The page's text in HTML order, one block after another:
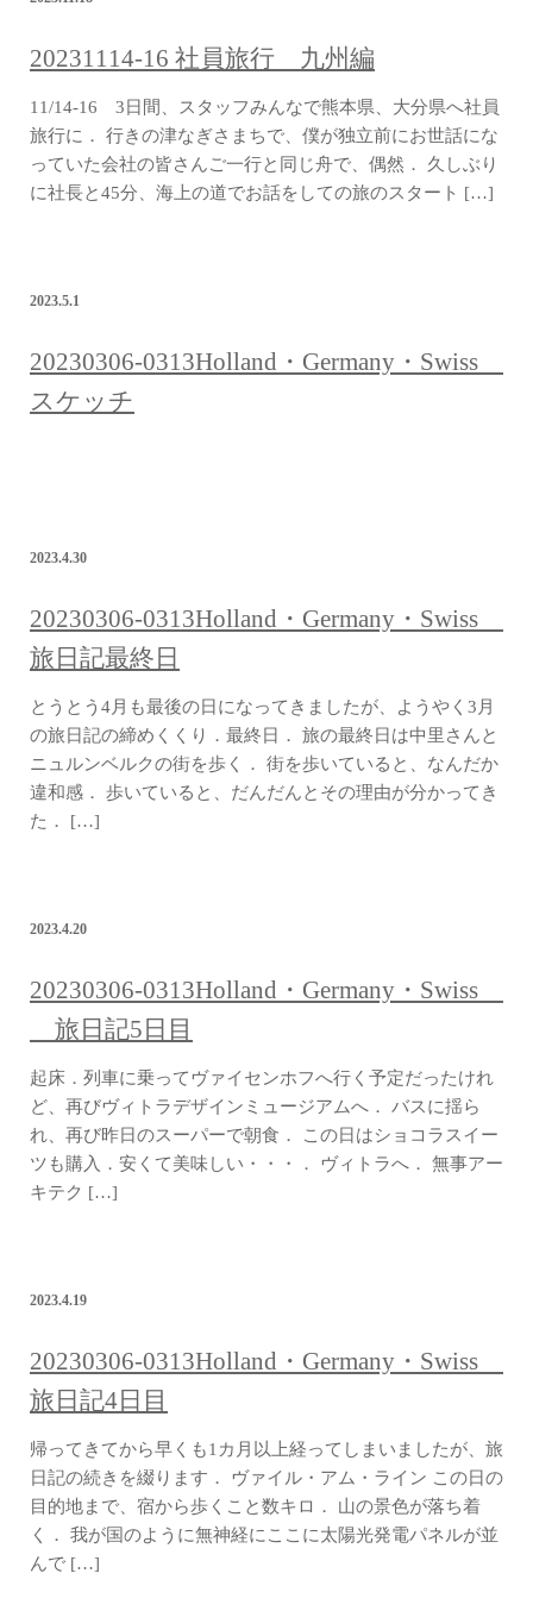
20231114-16 社員旅行 九州編
11/14-16 3日間、スタッフみんなで熊本県、大分県へ社員
旅行に． 行きの津なぎさまちで、僕が独立前にお世話にな
っていた会社の皆さんご一行と同じ舟で、偶然． 久しぶり
に社長と45分、海上の道でお話をしての旅のスタート […]
2023.5.1
20230306-0313Holland・Germany・Swiss
スケッチ
2023.4.30
20230306-0313Holland・Germany・Swiss
旅日記最終日
とうとう4月も最後の日になってきましたが、ようやく3月
の旅日記の締めくくり．最終日． 旅の最終日は中里さんと
ニュルンベルクの街を歩く． 街を歩いていると、なんだか
違和感． 歩いていると、だんだんとその理由が分かってき
た． […]
2023.4.20
20230306-0313Holland・Germany・Swiss
旅日記5日目
起床．列車に乗ってヴァイセンホフへ行く予定だったけれ
ど、再びヴィトラデザインミュージアムへ． バスに揺ら
れ、再び昨日のスーパーで朝食． この日はショコラスイー
ツも購入．安くて美味しい・・・． ヴィトラへ． 無事アー
キテク […]
2023.4.19
20230306-0313Holland・Germany・Swiss
旅日記4日目
帰ってきてから早くも1カ月以上経ってしまいましたが、旅
日記の続きを綴ります． ヴァイル・アム・ライン この日の
目的地まで、宿から歩くこと数キロ． 山の景色が落ち着
く． 我が国のように無神経にここに太陽光発電パネルが並
んで […]